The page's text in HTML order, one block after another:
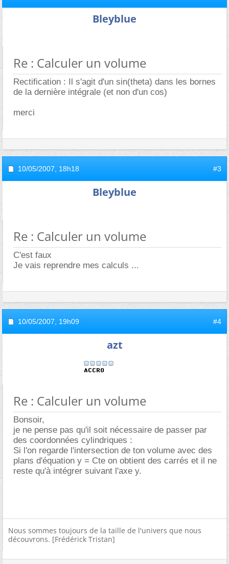
Bleyblue
Re : Calculer un volume
Rectification : Il s'agit d'un sin(theta) dans les bornes
de la dernière intégrale (et non d'un cos)
merci
10/05/2007, 18h18 #3
Bleyblue
Re : Calculer un volume
C'est faux
Je vais reprendre mes calculs ...
10/05/2007, 19h09 #4
azt
Re : Calculer un volume
Bonsoir,
je ne pense pas qu'il soit nécessaire de passer par
des coordonnées cylindriques :
Si l'on regarde l'intersection de ton volume avec des
plans d'équation y = Cte on obtient des carrés et il ne
reste qu'à intégrer suivant l'axe y.
Nous sommes toujours de la taille de l'univers que nous
découvrons. [Frédérick Tristan]